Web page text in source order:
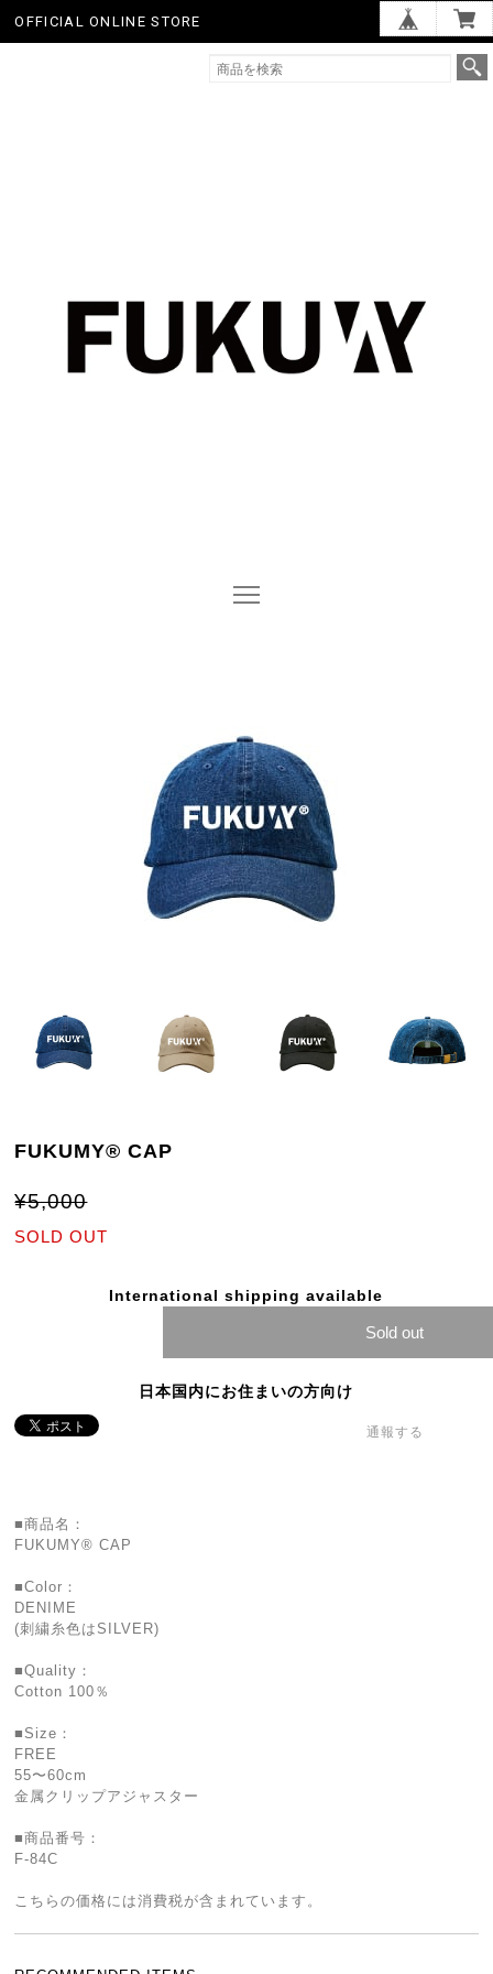
OFFICIAL ONLINE STORE
FUKUMY® CAP
¥5,000
SOLD OUT
International shipping available
Sold out
日本国内にお住まいの方向け
通報する
■商品名：
FUKUMY® CAP
■Color：
DENIME
(刺繍糸色はSILVER)
■Quality：
Cotton 100％
■Size：
FREE
55〜60cm
金属クリップアジャスター
■商品番号：
F-84C
こちらの価格には消費税が含まれています。